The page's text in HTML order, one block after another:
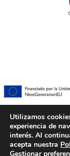
942 37 74
© Consejería de
Utilizamos
experiencia de
interés. Al
acepta nuestra
Gestionar